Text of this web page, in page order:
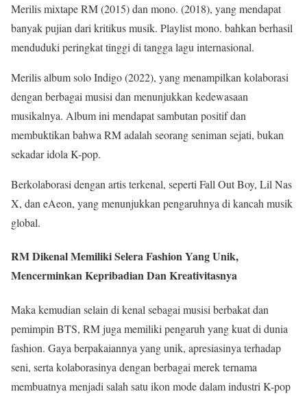
Merilis mixtape RM (2015) dan mono. (2018), yang mendapat
banyak pujian dari kritikus musik. Playlist mono. bahkan berhasil
menduduki peringkat tinggi di tangga lagu internasional.
Merilis album solo Indigo (2022), yang menampilkan kolaborasi
dengan berbagai musisi dan menunjukkan kedewasaan
musikalnya. Album ini mendapat sambutan positif dan
membuktikan bahwa RM adalah seorang seniman sejati, bukan
sekadar idola K-pop.
Berkolaborasi dengan artis terkenal, seperti Fall Out Boy, Lil Nas
X, dan eAeon, yang menunjukkan pengaruhnya di kancah musik
global.
RM Dikenal Memiliki Selera Fashion Yang Unik,
Mencerminkan Kepribadian Dan Kreativitasnya
Maka kemudian selain di kenal sebagai musisi berbakat dan
pemimpin BTS, RM juga memiliki pengaruh yang kuat di dunia
fashion. Gaya berpakaiannya yang unik, apresiasinya terhadap
seni, serta kolaborasinya dengan berbagai merek ternama
membuatnya menjadi salah satu ikon mode dalam industri K-pop